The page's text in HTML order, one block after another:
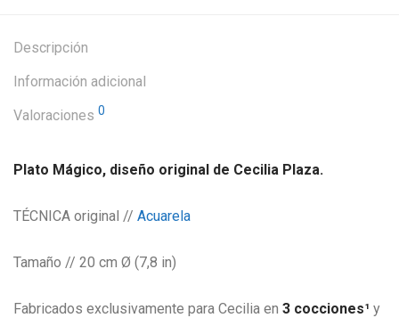
Descripción
Información adicional
Valoraciones 0
Plato Mágico, diseño original de Cecilia Plaza.
TÉCNICA original // Acuarela
Tamaño // 20 cm Ø (7,8 in)
Fabricados exclusivamente para Cecilia en 3 cocciones¹ y